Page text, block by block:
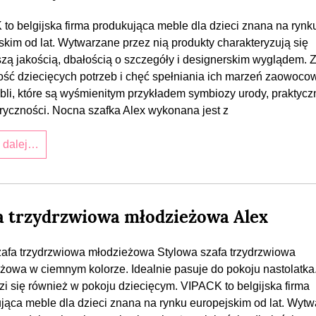
to belgijska firma produkująca meble dla dzieci znana na
od lat. Wytwarzane przez nią produkty charakteryzują się
jakością, dbałością o szczegóły i designerskim wyglądem.
dziecięcych potrzeb i chęć spełniania ich marzeń
które są wyśmienitym przykładem symbiozy urody,
Nocna szafka Alex wykonana jest z
dalej…
trzydrzwiowa młodzieżowa Alex
trzydrzwiowa młodzieżowa Stylowa szafa trzydrzwiowa
w ciemnym kolorze. Idealnie pasuje do pokoju
się również w pokoju dziecięcym. VIPACK to belgijska firma
meble dla dzieci znana na rynku europejskim od lat.